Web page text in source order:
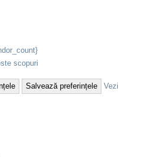
scopuri
Salvează preferințele
Vezi